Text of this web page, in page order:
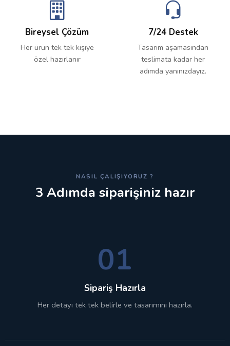
Bireysel Çözüm
Her ürün tek tek kişiye
özel hazırlanır
7/24 Destek
Tasarım aşamasından
teslimata kadar her
adımda yanınızdayız.
NASIL ÇALIŞIYORUZ ?
3 Adımda siparişiniz hazır
01
Sipariş Hazırla
Her detayı tek tek belirle ve tasarımını hazırla.